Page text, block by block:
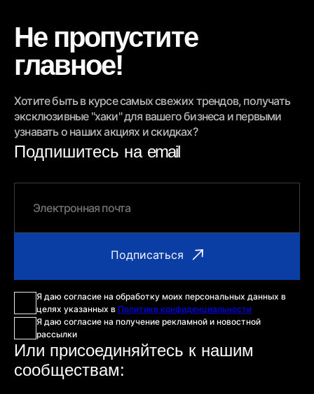
Не пропустите
главное!
Хотите быть в курсе самых свежих трендов, получать
эксклюзивные "хаки" для вашего бизнеса и первыми
узнавать о наших акциях и скидках?
Подпишитесь на email
Я даю согласие на обработку моих персональных данных в
целях указанных в Политике конфиденциальности
Я даю согласие на получение рекламной и новостной
рассылки
Или присоединяйтесь к нашим
сообществам: